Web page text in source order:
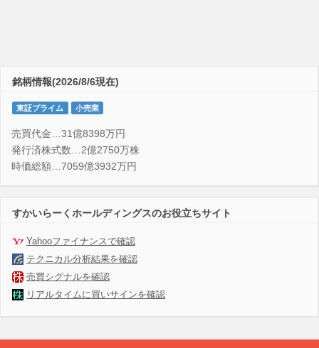
銘柄情報(2026/8/6現在)
東証プライム 小売業
売買代金…31億8398万円
発行済株式数…2億2750万株
時価総額…7059億3932万円
すかいらーくホールディングスのお役立ちサイト
Yahooファイナンスで確認
テクニカル分析結果を確認
売買シグナルを確認
リアルタイムに買いサインを確認